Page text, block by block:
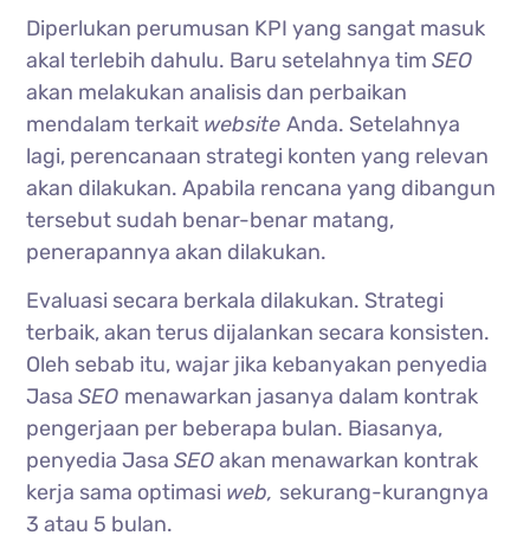
Diperlukan perumusan KPI yang sangat masuk
akal terlebih dahulu. Baru setelahnya timSEO
akan melakukan analisis dan perbaikan
mendalam terkait websiteAnda. Setelahnya
lagi, perencanaan strategi konten yang relevan
akan dilakukan. Apabila rencana yang dibangun
tersebut sudah benar-benar matang,
penerapannya akan dilakukan.
Evaluasi secara berkala dilakukan. Strategi
terbaik, akan terus dijalankan secara konsisten.
Oleh sebab itu, wajar jika kebanyakan penyedia
JasaSEO menawarkan jasanya dalam kontrak
pengerjaan per beberapa bulan. Biasanya,
penyedia JasaSEOakan menawarkan kontrak
kerja sama optimasi web, sekurang-kurangnya
3 atau 5 bulan.